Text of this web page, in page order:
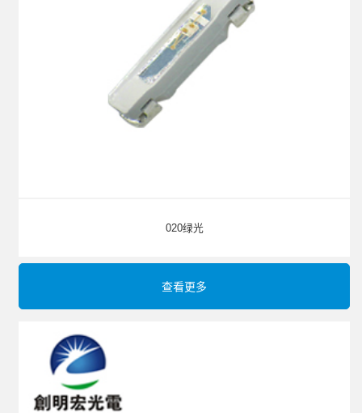
020绿光
查看更多